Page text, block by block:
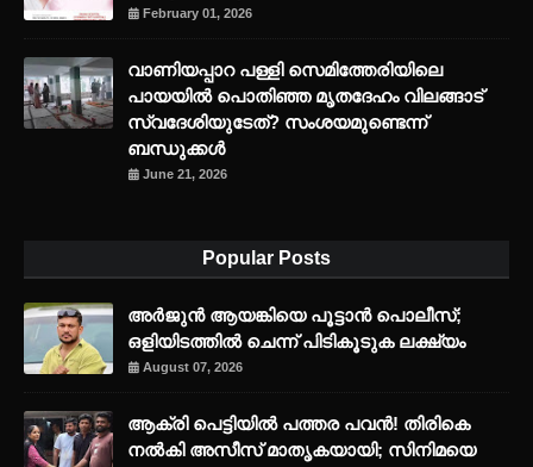
February 01, 2026
വാണിയപ്പാറ പള്ളി സെമിത്തേരിയിലെ
പായയിൽ പൊതിഞ്ഞ മൃതദേഹം വിലങ്ങാട്
സ്വദേശിയുടേത്? സംശയമുണ്ടെന്ന്
ബന്ധുക്കൾ
June 21, 2026
Popular Posts
അര്‍ജുന്‍ ആയങ്കിയെ പൂട്ടാന്‍ പൊലീസ്;
ഒളിയിടത്തില്‍ ചെന്ന് പിടികൂടുക ലക്ഷ്യം
August 07, 2026
ആക്രി പെട്ടിയിൽ പത്തര പവൻ! തിരികെ
നൽകി അസീസ് മാതൃകയായി; സിനിമയെ